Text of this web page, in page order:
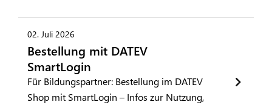
02. Juli 2026
Bestellung mit DATEV
SmartLogin
Für Bildungspartner: Bestellung im DATEV
Shop mit SmartLogin – Infos zur Nutzung,